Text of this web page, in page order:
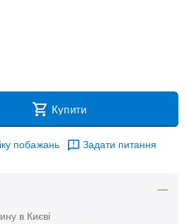
Купити
побажань Задати питання
в Києві